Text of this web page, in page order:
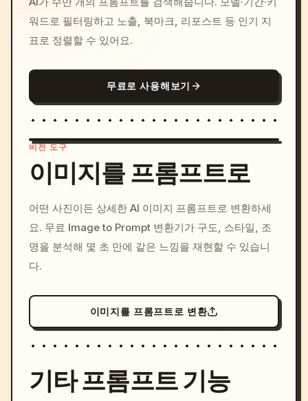
워드로 필터링하고 노출, 북마크, 리포스트 등 인기 지
표로 정렬할 수 있어요.
무료로 사용해보기
c, cyberpunk sunset, neon
colors, 8k --v 6.0
비전 도구
이미지를 프롬프트로
어떤 사진이든 상세한 AI 이미지 프롬프트로 변환하세
요. 무료 Image to Prompt 변환기가 구도, 스타일, 조
명을 분석해 몇 초 만에 같은 느낌을 재현할 수 있습니
다.
이미지를 프롬프트로 변환
기타 프롬프트 기능